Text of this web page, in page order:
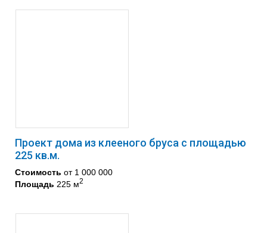
Проект дома из клееного бруса с площадью
225 кв.м.
Стоимость от 1 000 000
Площадь 225 м2